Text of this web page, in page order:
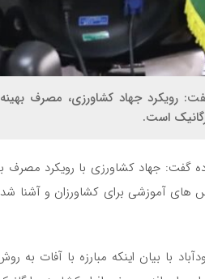
رویکرد جهاد کشاورزی، مصرف
است.
گفت: جهاد کشاورزی با رویکرد
آموزشی برای کشاورزان و آشنا
با بیان اینکه مبارزه با آفات به